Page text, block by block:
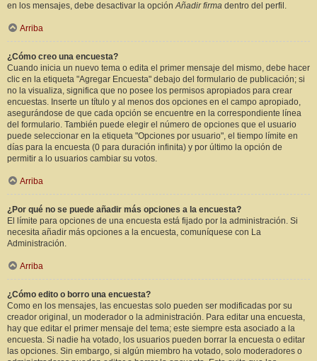
en los mensajes, debe desactivar la opciónAñadir firma dentro del perfil.
Arriba
¿Cómo creo una encuesta?
Cuando inicia un nuevo tema o edita el primer mensaje del mismo, debe hacer
clic en la etiqueta "Agregar Encuesta" debajo del formulario de publicación; si
no la visualiza, significa que no posee los permisos apropiados para crear
encuestas. Inserte un título y al menos dos opciones en el campo apropiado,
asegurándose de que cada opción se encuentre en la correspondiente línea
del formulario. También puede elegir el número de opciones que el usuario
puede seleccionar en la etiqueta "Opciones por usuario", el tiempo límite en
días para la encuesta (0 para duración infinita) y por último la opción de
permitir a lo usuarios cambiar su votos.
Arriba
¿Por qué no se puede añadir más opciones a la encuesta?
El límite para opciones de una encuesta está fijado por la administración. Si
necesita añadir más opciones a la encuesta, comuníquese con La
Administración.
Arriba
¿Cómo edito o borro una encuesta?
Como en los mensajes, las encuestas solo pueden ser modificadas por su
creador original, un moderador o la administración. Para editar una encuesta,
hay que editar el primer mensaje del tema; este siempre esta asociado a la
encuesta. Si nadie ha votado, los usuarios pueden borrar la encuesta o editar
las opciones. Sin embargo, si algún miembro ha votado, solo moderadores o